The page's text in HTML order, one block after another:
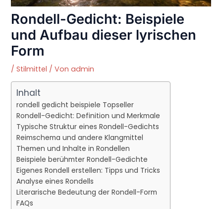
Rondell-Gedicht: Beispiele
und Aufbau dieser lyrischen
Form
/Stilmittel / Vonadmin
Inhalt
rondell gedicht beispiele Topseller
Rondell-Gedicht: Definition und Merkmale
Typische Struktur eines Rondell-Gedichts
Reimschema und andere Klangmittel
Themen und Inhalte in Rondellen
Beispiele berühmter Rondell-Gedichte
Eigenes Rondell erstellen: Tipps und Tricks
Analyse eines Rondells
Literarische Bedeutung der Rondell-Form
FAQs